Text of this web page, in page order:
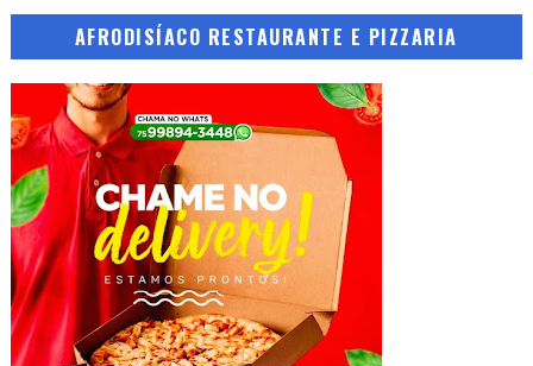
AFRODISÍACO RESTAURANTE E PIZZARIA